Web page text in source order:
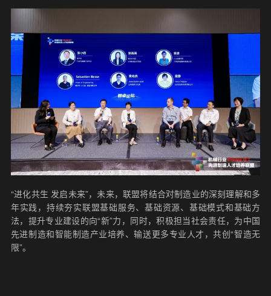
“进化共生 发启未来”，未来，联盟将结合对制造业的深刻理解和多
年实践，持续夯实联盟基础服务、基础资源、基础模式和基础方
法，提升专业建设的向“新”力，同时，积极担当社会责任，为中国
先进制造和智能制造产业培养、输送更多专业人才，共创“智造无
限”。